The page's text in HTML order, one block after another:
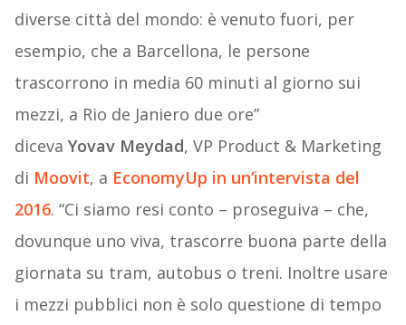
diverse città del mondo: è venuto fuori, per
esempio, che a Barcellona, le persone
trascorrono in media 60 minuti al giorno sui
mezzi, a Rio de Janiero due ore”
diceva Yovav Meydad, VP Product & Marketing
di Moovit, a EconomyUp in un’intervista del
2016. “Ci siamo resi conto – proseguiva – che,
dovunque uno viva, trascorre buona parte della
giornata su tram, autobus o treni. Inoltre usare
i mezzi pubblici non è solo questione di tempo